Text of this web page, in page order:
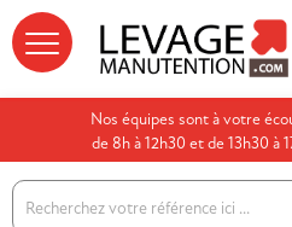
Nos équipes sont à votre
de 8h à 12h30 et de 13h30 à